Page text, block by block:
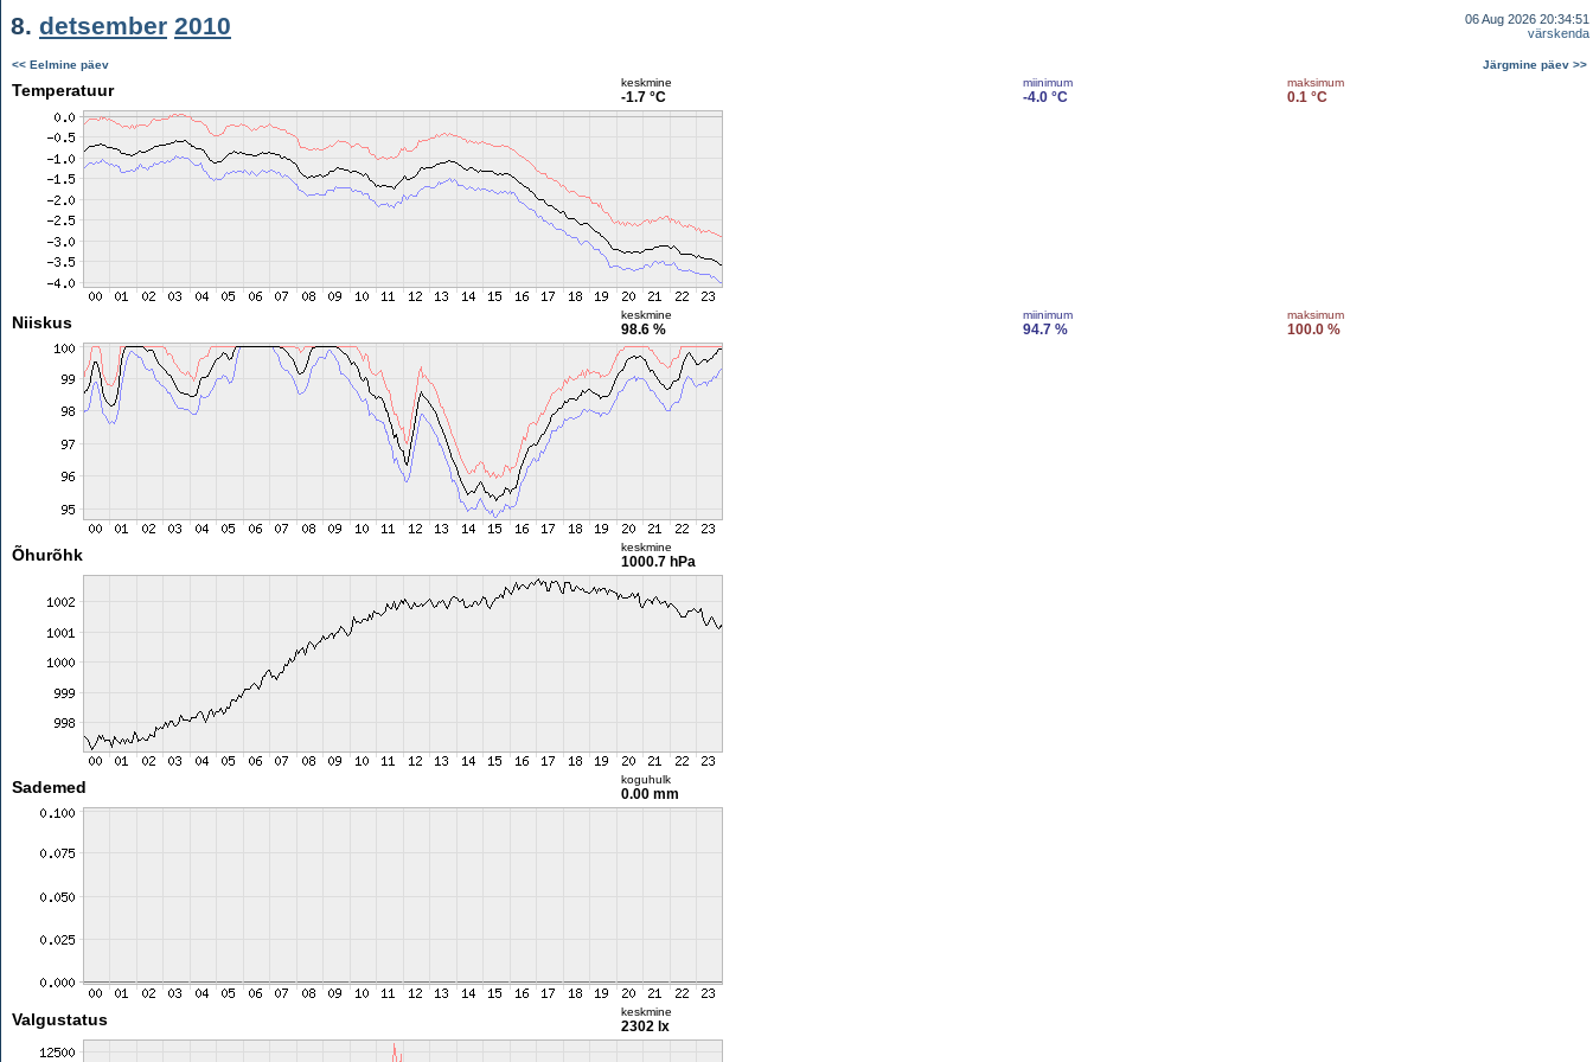
8. detsember 2010
06 Aug 2026 20:34:51
värskenda
<< Eelmine päev Järgmine päev >>
Temperatuur keskmine
-1.7 °C
miinimum
-4.0 °C
maksimum
0.1 °C
Niiskus keskmine
98.6 %
miinimum
94.7 %
maksimum
100.0 %
Õhurõhk keskmine
1000.7 hPa
Sademed koguhulk
0.00 mm
Valgustatus keskmine
2302 lx